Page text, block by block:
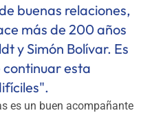
buenas relaciones,
más de 200 años
y Simón Bolívar. Es
esta
es un buen acompañante